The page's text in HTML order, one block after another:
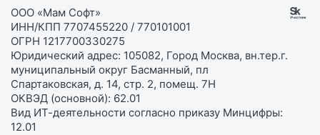
ООО «Мам Софт»
ИНН/КПП 7707455220 / 770101001
ОГРН 1217700330275
Юридический адрес: 105082, Город Москва, вн.тер.г.
муниципальный округ Басманный, пл
Спартаковская, д. 14, стр. 2, помещ. 7Н
ОКВЭД (основной): 62.01
Вид ИТ-деятельности согласно приказу Минцифры:
12.01